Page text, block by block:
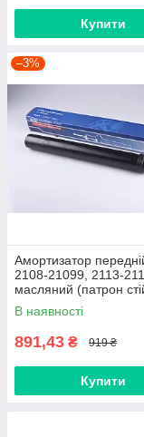
Купити
–3%
Амортизатор
2108-21099, 2113-
масляний (патрон
В наявності
891,43 ₴ 919 ₴
Купити